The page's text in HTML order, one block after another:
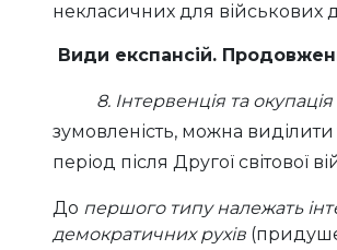
некласичних для військових
Види експансій.
8. Інтервенція та
зумовленість, можна
період після Другої світової
До першого типу належать
демократичних рухів